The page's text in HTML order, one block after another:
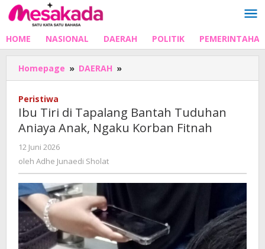
Lewati
ke
HOME NASIONAL DAERAH POLITIK
Homepage » DAERAH »
Tiri
Bantah
Tuduhan
Peristiwa
Ibu Tiri di Tapalang Bantah Tuduhan
Aniaya Anak, Ngaku Korban Fitnah
12 Juni 2026
Adhe
oleh Adhe Junaedi Sholat